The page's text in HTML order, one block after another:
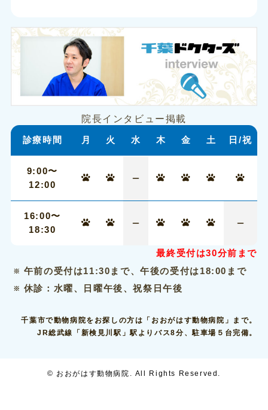
院長インタビュー掲載
診療時間 月 火 水 木 金 土 日/祝
9:00〜
12:00
16:00〜
18:30
最終受付は30分前まで
午前の受付は11:30まで、午後の受付は18:00まで
休診：水曜、日曜午後、祝祭日午後
千葉市で動物病院をお探しの方は「おおがはす動物病院」まで。
JR総武線「新検見川駅」駅よりバス8分、駐車場５台完備。
© おおがはす動物病院. All Rights Reserved.